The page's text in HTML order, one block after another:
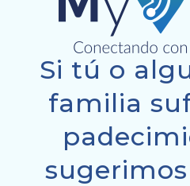
Si tú o
familia